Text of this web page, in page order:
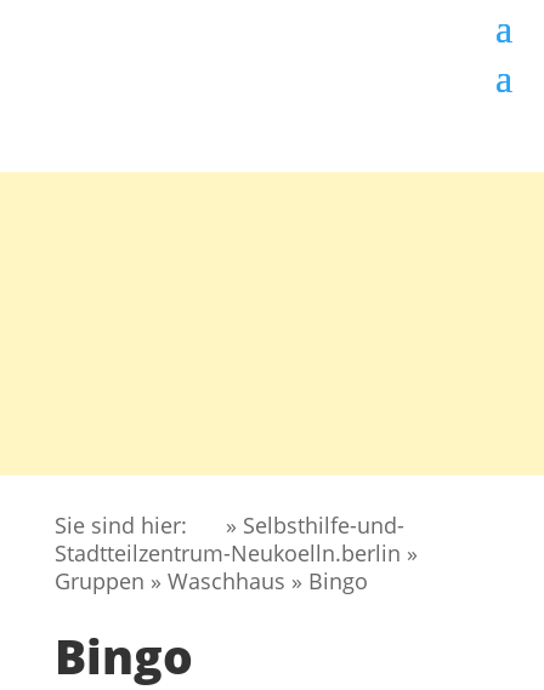
Sie sind hier:
» Selbsthilfe-und-
Stadtteilzentrum-Neukoelln.berlin »
Gruppen » Waschhaus » Bingo
Bingo